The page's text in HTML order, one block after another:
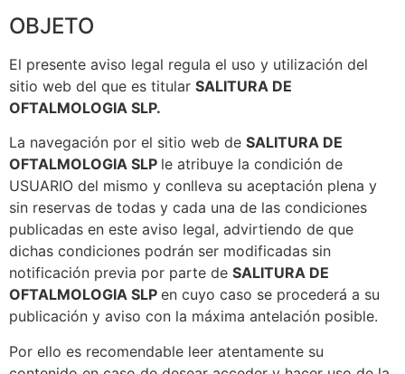
OBJETO
El presente aviso legal regula el uso y utilización del
sitio web del que es titular SALITURA DE
OFTALMOLOGIA SLP.
La navegación por el sitio web de SALITURA DE
OFTALMOLOGIA SLP le atribuye la condición de
USUARIO del mismo y conlleva su aceptación plena y
sin reservas de todas y cada una de las condiciones
publicadas en este aviso legal, advirtiendo de que
dichas condiciones podrán ser modificadas sin
notificación previa por parte de SALITURA DE
OFTALMOLOGIA SLP en cuyo caso se procederá a su
publicación y aviso con la máxima antelación posible.
Por ello es recomendable leer atentamente su